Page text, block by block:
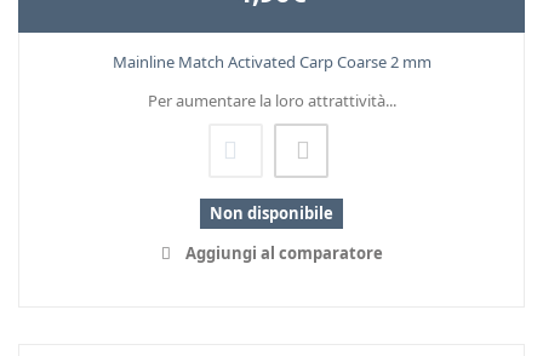
Mainline Match Activated Carp Coarse 2 mm
Per aumentare la loro attrattività...
Non disponibile
Aggiungi al comparatore